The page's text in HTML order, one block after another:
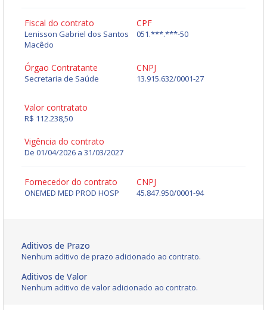
Fiscal do contrato
Lenisson Gabriel dos Santos
Macêdo
CPF
051.***.***-50
Órgao Contratante
Secretaria de Saúde
CNPJ
13.915.632/0001-27
Valor contratato
R$ 112.238,50
Vigência do contrato
De 01/04/2026 a 31/03/2027
Fornecedor do contrato
ONEMED MED PROD HOSP
CNPJ
45.847.950/0001-94
Aditivos de Prazo
Nenhum aditivo de prazo adicionado ao contrato.
Aditivos de Valor
Nenhum aditivo de valor adicionado ao contrato.